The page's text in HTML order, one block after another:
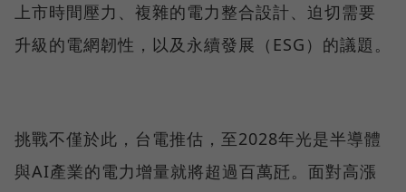
上市時間壓力、複雜的電力整合設計、迫切需要
升級的電網韌性，以及永續發展（ESG）的議題。
挑戰不僅於此，台電推估，至2028年光是半導體
與AI產業的電力增量就將超過百萬瓩。面對高漲